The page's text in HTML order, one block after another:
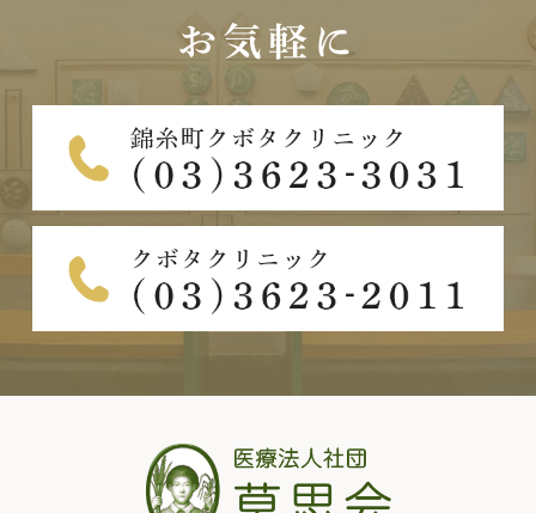
お気軽に